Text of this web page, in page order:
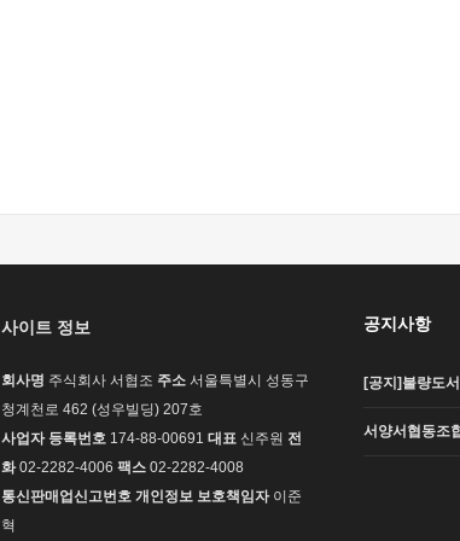
사이트 정보
회사명 주식회사 서협조 주소 서울특별시 성동구
청계천로 462 (성우빌딩) 207호
사업자 등록번호 174-88-00691 대표 신주원 전
화02-2282-4006 팩스 02-2282-4008
통신판매업신고번호 개인정보 보호책임자이준
혁
공지사항
[공지]불량도
서양서협동조